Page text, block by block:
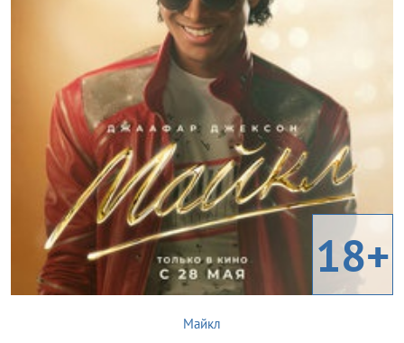
18+
Майкл